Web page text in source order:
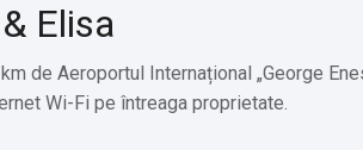
Elisa
de Aeroportul Internațional „George
Wi-Fi pe întreaga proprietate.